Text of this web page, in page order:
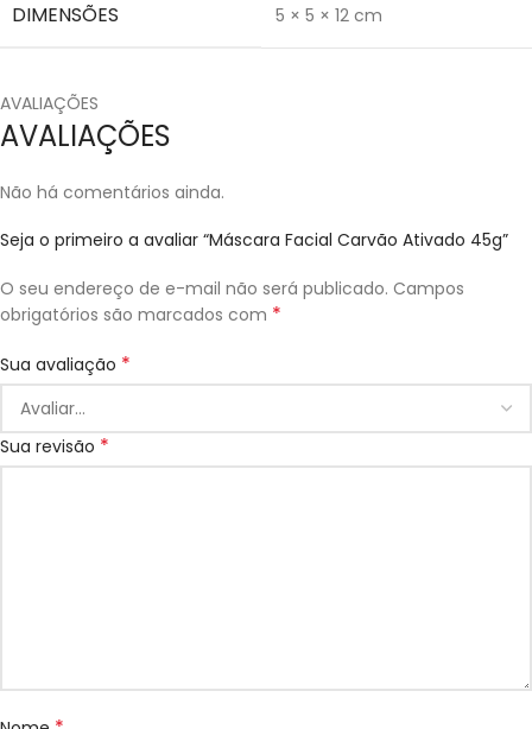
DIMENSÕES 5 × 5 × 12 cm
AVALIAÇÕES
AVALIAÇÕES
Não há comentários ainda.
Seja o primeiro a avaliar “Máscara Facial Carvão Ativado 45g”
O seu endereço de e-mail não será publicado. Campos
obrigatórios são marcados com *
Sua avaliação *
Sua revisão *